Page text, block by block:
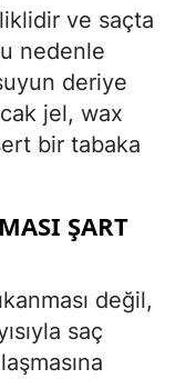
ve saçta
nedenle
deriye
jel, wax
bir tabaka
ŞART
değil,
saç